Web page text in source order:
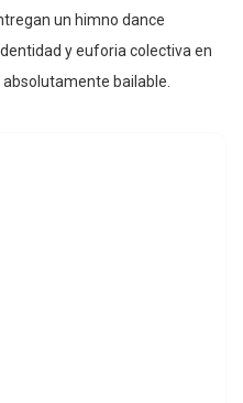
un himno dance
y euforia colectiva en
bailable.